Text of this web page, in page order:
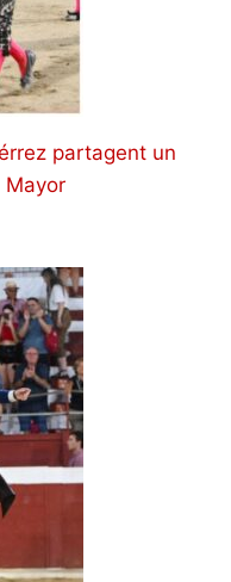
partagent un
Mayor